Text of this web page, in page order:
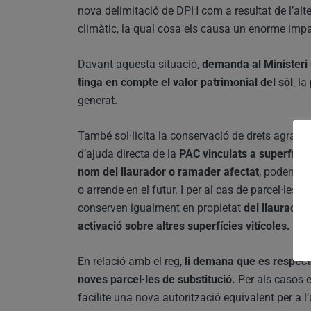
nova delimitació de DPH com a resultat de
climàtic, la qual cosa els causa un enorme
Davant aquesta situació, demanda al Ministeri
tinga en compte el valor patrimonial del sòl, la
generat.
També sol·licita la conservació de drets
d’ajuda directa de la PAC vinculats a
nom del llaurador o ramader afectat, podent
o arrende en el futur. I per al cas de parcel·les
conserven igualment en propietat del llaurador
activació sobre altres superfícies vitícoles.
En relació amb el reg, li demana que es
noves parcel·les de substitució. Per als casos
facilite una nova autorització equivalent per a